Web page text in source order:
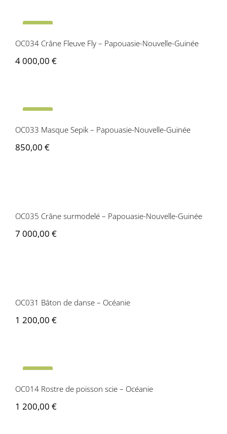
OC034 Crâne Fleuve Fly – Papouasie-Nouvelle-Guinée
4 000,00 €
OC033 Masque Sepik – Papouasie-Nouvelle-Guinée
850,00 €
OC035 Crâne surmodelé – Papouasie-Nouvelle-Guinée
7 000,00 €
OC031 Bâton de danse – Océanie
1 200,00 €
OC014 Rostre de poisson scie – Océanie
1 200,00 €